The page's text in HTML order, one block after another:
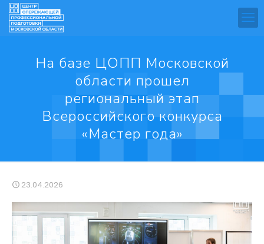
️На базе ЦОПП Московской
области прошел
региональный этап
Всероссийского конкурса
«Мастер года»
23.04.2026